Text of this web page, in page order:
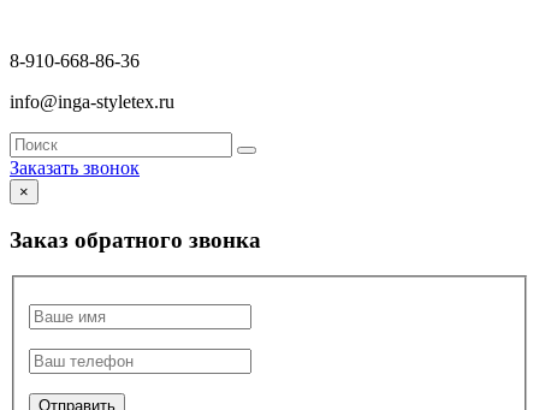
8-910-668-86-36
info@inga-styletex.ru
Заказать звонок
×
Заказ обратного звонка